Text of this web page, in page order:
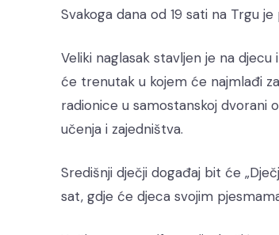
Svakoga dana od 19 sati na Trgu
Veliki naglasak stavljen je na djecu
će trenutak u kojem će najmlađi
radionice u samostanskoj dvorani
učenja i zajedništva.
Središnji dječji događaj bit će
sat, gdje će djeca svojim